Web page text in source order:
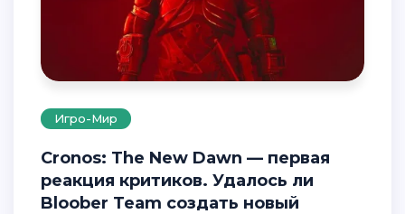
Игро-Мир
Cronos: The New Dawn — первая
реакция критиков. Удалось ли
Bloober Team создать новый